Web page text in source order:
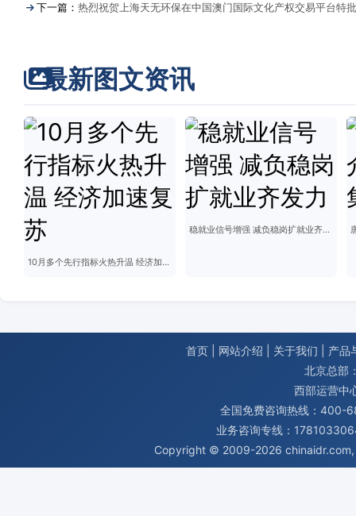
下一篇： 热烈祝贺上海天无环保在中国澳门国际文化产权交易平台特
最新图文资讯
10月多个先行指标火热升温 经济加速复苏
稳就业信号增强 减负稳岗扩就业齐发力
首页 网站介绍 关于我们
产品
北京总部
西部运营中
全国免费咨询热线：400-
业务咨询专线：
Copyright © 2009-2026 chinaidr.com